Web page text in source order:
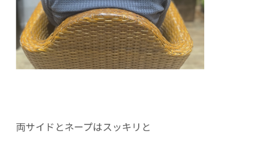
両サイドとネープはスッキリと